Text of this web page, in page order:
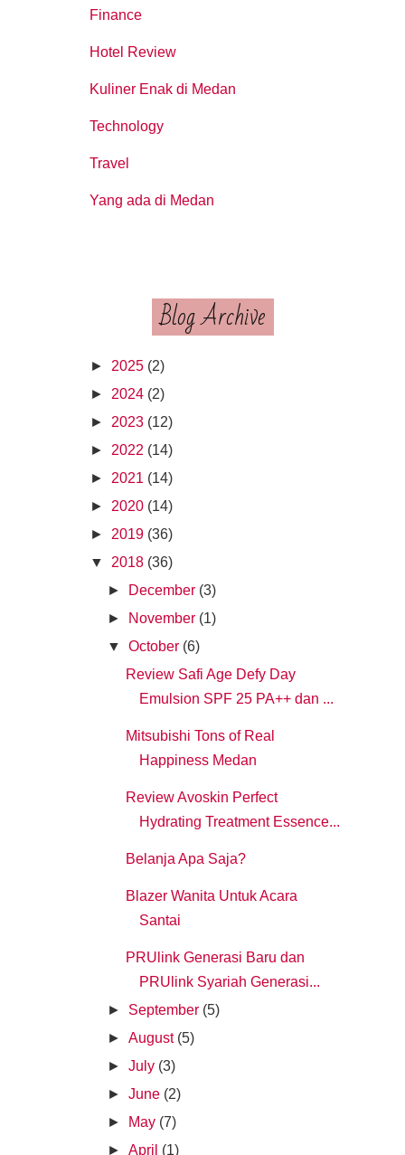
Finance
Hotel Review
Kuliner Enak di Medan
Technology
Travel
Yang ada di Medan
Blog Archive
► 2025 (2)
► 2024 (2)
► 2023 (12)
► 2022 (14)
► 2021 (14)
► 2020 (14)
► 2019 (36)
▼
2018 (36)
►
December (3)
►
November (1)
▼
October (6)
Review Safi Age Defy Day
Emulsion SPF 25 PA++ dan ...
Mitsubishi Tons of Real
Happiness Medan
Review Avoskin Perfect
Hydrating Treatment Essence...
Belanja Apa Saja?
Blazer Wanita Untuk Acara
Santai
PRUlink Generasi Baru dan
PRUlink Syariah Generasi...
► September (5)
►August (5)
►July (3)
►June (2)
►
May (7)
►April (1)